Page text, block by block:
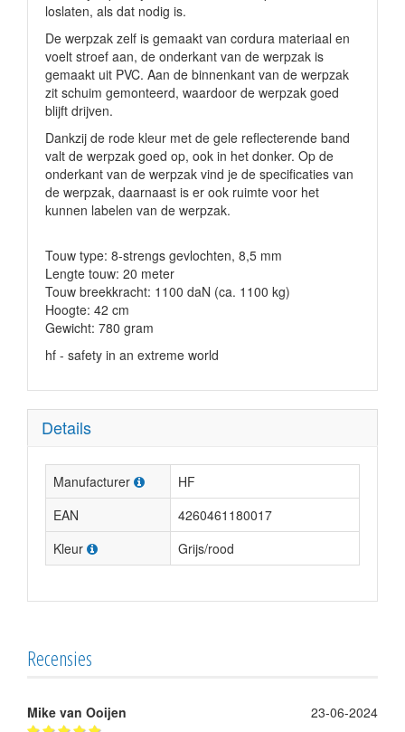
loslaten, als dat nodig is.
De werpzak zelf is gemaakt van cordura materiaal en
voelt stroef aan, de onderkant van de werpzak is
gemaakt uit PVC. Aan de binnenkant van de werpzak
zit schuim gemonteerd, waardoor de werpzak goed
blijft drijven.
Dankzij de rode kleur met de gele reflecterende band
valt de werpzak goed op, ook in het donker. Op de
onderkant van de werpzak vind je de specificaties van
de werpzak, daarnaast is er ook ruimte voor het
kunnen labelen van de werpzak.
Touw type: 8-strengs gevlochten, 8,5 mm
Lengte touw: 20 meter
Touw breekkracht: 1100 daN (ca. 1100 kg)
Hoogte: 42 cm
Gewicht: 780 gram
hf - safety in an extreme world
Details
Manufacturer
HF
EAN
4260461180017
Kleur
Grijs/rood
Recensies
Mike van Ooijen
23-06-2024